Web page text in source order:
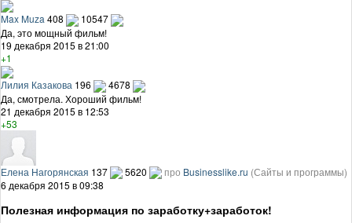
Max Muza 408
10547
Да, это мощный фильм!
19 декабря 2015 в 21:00
+1
Лилия Казакова 196
4678
Да, смотрела. Хороший фильм!
21 декабря 2015 в 12:53
+53
Елена Нагорянская 137 5620 про Businesslike.ru (Сайты и программы)
6 декабря 2015 в 09:38
Полезная информация по заработку+заработок!